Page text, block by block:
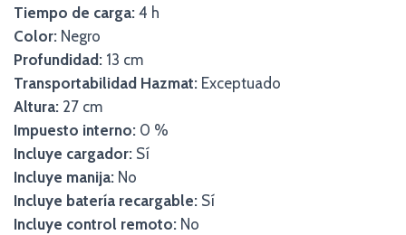
Tiempo de carga: 4 h
Color: Negro
Profundidad: 13 cm
Transportabilidad Hazmat: Exceptuado
Altura: 27 cm
Impuesto interno: 0 %
Incluye cargador: Sí
Incluye manija: No
Incluye batería recargable: Sí
Incluye control remoto: No